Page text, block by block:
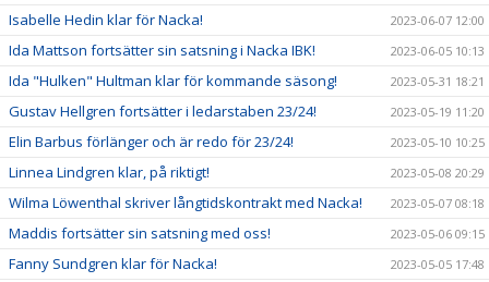
Isabelle Hedin klar för Nacka! 2023-06-07 12:00
Ida Mattson fortsätter sin satsning i Nacka IBK! 2023-06-05 10:13
Ida "Hulken" Hultman klar för kommande säsong! 2023-05-31 18:21
Gustav Hellgren fortsätter i ledarstaben 23/24! 2023-05-19 11:20
Elin Barbus förlänger och är redo för 23/24! 2023-05-10 10:25
Linnea Lindgren klar, på riktigt! 2023-05-08 20:29
Wilma Löwenthal skriver långtidskontrakt med Nacka! 2023-05-07 08:18
Maddis fortsätter sin satsning med oss! 2023-05-06 09:15
Fanny Sundgren klar för Nacka! 2023-05-05 17:48